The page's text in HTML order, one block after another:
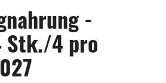
-
Stk./4 pro